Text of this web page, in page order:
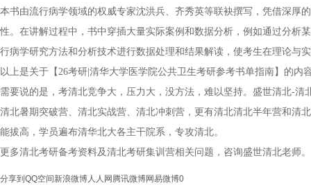
本书由流行病学领域的权威专家沈洪兵、齐秀英等联袂撰写，凭借深厚
性。在讲解过程中，书中穿插大量实际案例和数据分析，例如通过分析
行病学研究方法和分析技术进行数据处理和结果解读，使考生在理论与
以上是关于【26考研|清华大学医学院公共卫生考研参考书单指南】的
需要说的是，考清北竞争大，压力大，没方法，难以坚持。盛世清北-
清北暑期突破营、清北实战营、清北冲刺营，更有清北清北半年营和清
能拔高，学员遍布清华北大各主干院系，专攻清北。
更多清北考研备考资料及清北考研集训营相关问题，咨询盛世清北老师。
分享到 QQ空间 新浪微博人人网 腾讯微博网易微博0